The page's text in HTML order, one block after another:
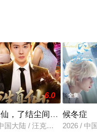
6.0
，了结尘间恩怨
国大陆 / 汪克强＆田诗园
全集
候冬症
2026 / 中